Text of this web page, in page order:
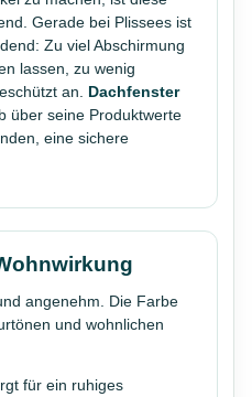
Gerade bei Plissees ist
Zu viel Abschirmung
lassen, zu wenig
an. Dachfenster
über seine Produktwerte
eine sichere
angenehm. Die Farbe
und wohnlichen
für ein ruhiges